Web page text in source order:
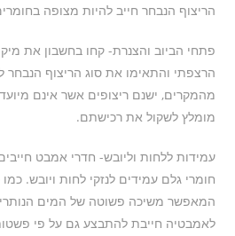
הריצוף הנבחר חייב להיות מצופה
פתחי הביוב והצנרת- קחו בחשבון את
הרצפתי והתאימו את סוג הריצוף
מהמקרים, ישנם ריצופים אשר אינם
מומלץ לשקול את רכישתם.
עמידות ללחות וליובש- חדרי אמבט
חומרי גלם עמידים לנזקי לחות ויובש.
המאפשר משיכה פשוטה של המים
לאמבטיה חייבת להתבצע גם על פי